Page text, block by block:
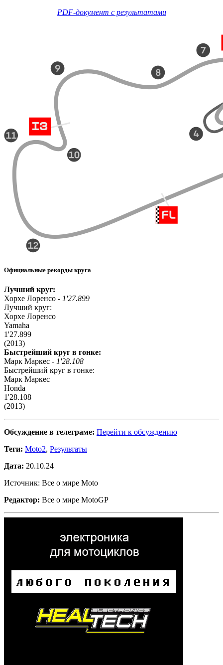
PDF-документ с результатами
Официальные рекорды круга
Лучший круг:
Хорхе Лоренсо - 1'27.899
Лучший круг:
Хорхе Лоренсо
Yamaha
1'27.899
(2013)
Быстрейший круг в гонке:
Марк Маркес - 1'28.108
Быстрейший круг в гонке:
Марк Маркес
Honda
1'28.108
(2013)
Обсуждение в телеграме: Перейти к обсуждению
Теги: Moto2, Результаты
Дата: 20.10.24
Источник: Все о мире Moto
Редактор: Все о мире MotoGP